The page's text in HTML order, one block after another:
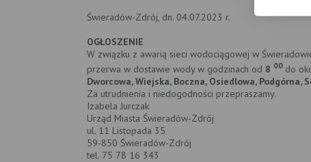
Świeradów-Zdrój, dn. 04.07.2023 r.
OGŁOSZENIE
W związku z awarią sieci wodociągowej w
przerwa w dostawie wody w godzinach od 8 00 do
Dworcowa, Wiejska, Boczna, Osiedlowa, Podgórna,
Za utrudnienia i niedogodności przepraszamy.
Izabela Jurczak
Urząd Miasta Świeradów-Zdrój
ul. 11 Listopada 35
59-850 Świeradów-Zdrój
tel. 75 78 16 343